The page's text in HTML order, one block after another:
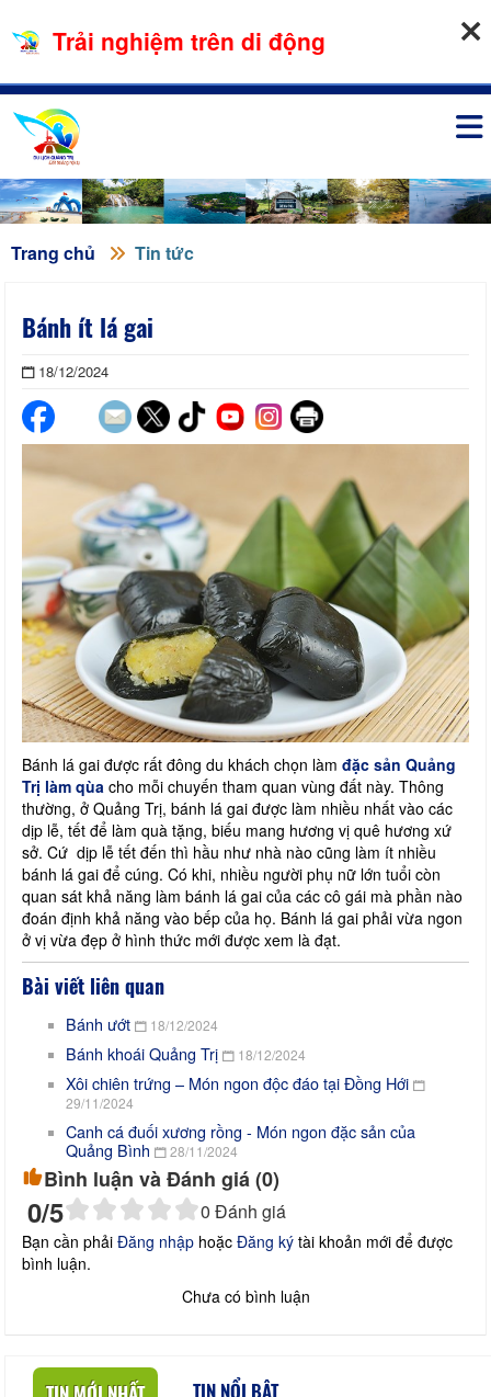
09-08-2026, 09:07:12
Trang chủ Tin tức
Bánh ít lá gai
18/12/2024
Bánh lá gai được rất đông du khách chọn làm đặc sản Quảng
Trị làm qùa cho mỗi chuyến tham quan vùng đất này. Thông
thường, ở Quảng Trị, bánh lá gai được làm nhiều nhất vào các
dịp lễ, tết để làm quà tặng, biếu mang hương vị quê hương xứ
sở. Cứ dịp lễ tết đến thì hầu như nhà nào cũng làm ít nhiều
bánh lá gai để cúng. Có khi, nhiều người phụ nữ lớn tuổi còn
quan sát khả năng làm bánh lá gai của các cô gái mà phần nào
đoán định khả năng vào bếp của họ. Bánh lá gai phải vừa ngon
ở vị vừa đẹp ở hình thức mới được xem là đạt.
Bài viết liên quan
Bánh ướt 18/12/2024
Bánh khoái Quảng Trị 18/12/2024
Xôi chiên trứng – Món ngon độc đáo tại Đồng Hới
29/11/2024
Canh cá đuối xương rồng - Món ngon đặc sản của
Quảng Bình
28/11/2024
Bình luận và Đánh giá (0)
0/5 0 Đánh giá
Bạn cần phải Đăng nhập hoặc Đăng ký tài khoản mới để được
bình luận.
Chưa có bình luận
TIN NỔI BẬT
Trải nghiệm trên di động